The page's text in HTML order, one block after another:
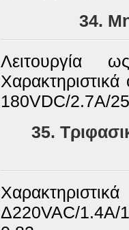
34.
Λειτουργία
Χαρακτηριστικά
180VDC/2.7Α/
35.
Δ220VAC/1.4Α/